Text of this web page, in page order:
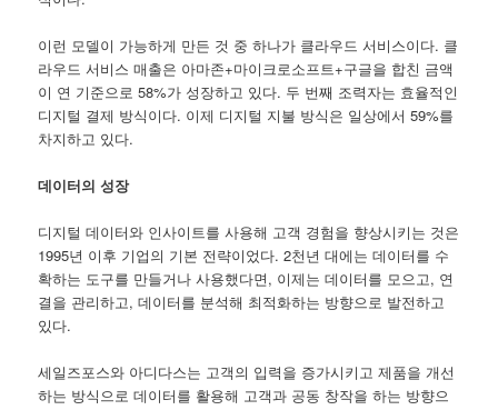
이런 모델이 가능하게 만든 것 중 하나가 클라우드 서비스이다. 클
라우드 서비스 매출은 아마존+마이크로소프트+구글을 합친 금액
이 연 기준으로 58%가 성장하고 있다. 두 번째 조력자는 효율적인
디지털 결제 방식이다. 이제 디지털 지불 방식은 일상에서 59%를
차지하고 있다.
데이터의 성장
디지털 데이터와 인사이트를 사용해 고객 경험을 향상시키는 것은
1995년 이후 기업의 기본 전략이었다. 2천년 대에는 데이터를 수
확하는 도구를 만들거나 사용했다면, 이제는 데이터를 모으고, 연
결을 관리하고, 데이터를 분석해 최적화하는 방향으로 발전하고
있다.
세일즈포스와 아디다스는 고객의 입력을 증가시키고 제품을 개선
하는 방식으로 데이터를 활용해 고객과 공동 창작을 하는 방향으